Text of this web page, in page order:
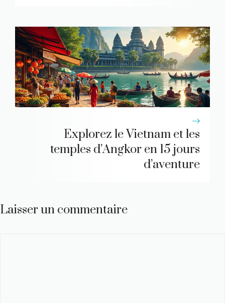
Explorez le Vietnam et les
temples d’Angkor en 15 jours
d’aventure
Laisser un commentaire